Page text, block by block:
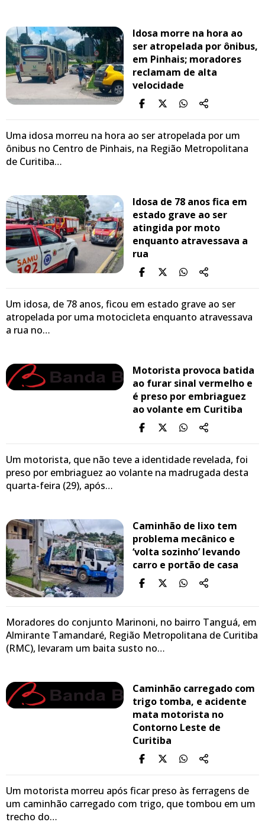
Idosa morre na hora ao
ser atropelada por ônibus,
em Pinhais; moradores
reclamam de alta
velocidade
Uma idosa morreu na hora ao ser atropelada por um
ônibus no Centro de Pinhais, na Região Metropolitana
de Curitiba…
Idosa de 78 anos fica em
estado grave ao ser
atingida por moto
enquanto atravessava a
rua
Um idosa, de 78 anos, ficou em estado grave ao ser
atropelada por uma motocicleta enquanto atravessava
a rua no…
Motorista provoca batida
ao furar sinal vermelho e
é preso por embriaguez
ao volante em Curitiba
Um motorista, que não teve a identidade revelada, foi
preso por embriaguez ao volante na madrugada desta
quarta-feira (29), após…
Caminhão de lixo tem
problema mecânico e
‘volta sozinho’ levando
carro e portão de casa
Moradores do conjunto Marinoni, no bairro Tanguá, em
Almirante Tamandaré, Região Metropolitana de Curitiba
(RMC), levaram um baita susto no…
Caminhão carregado com
trigo tomba, e acidente
mata motorista no
Contorno Leste de
Curitiba
Um motorista morreu após ficar preso às ferragens de
um caminhão carregado com trigo, que tombou em um
trecho do…